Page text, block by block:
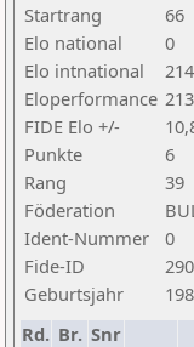
Startrang
66
Elo national
0
Elo intnational
Eloperformance
FIDE Elo +/-
Punkte
6
Rang
39
Föderation
Ident-Nummer
0
Fide-ID
Geburtsjahr
Rd. Br. Snr